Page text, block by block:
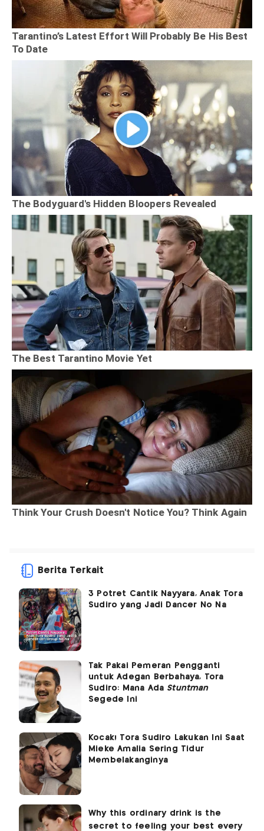
Berita Terkait
3 Potret Cantik Nayyara, Anak Tora
Sudiro yang Jadi Dancer No Na
Tak Pakai Pemeran Pengganti
untuk Adegan Berbahaya, Tora
Sudiro: Mana Ada Stuntman
Segede Ini
Kocak! Tora Sudiro Lakukan Ini Saat
Mieke Amalia Sering Tidur
Membelakanginya